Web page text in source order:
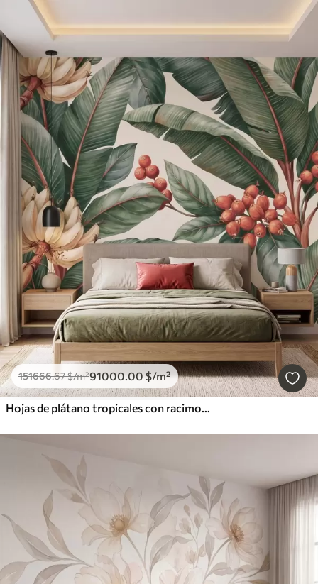
151666.67$/m²91000.00$/m²
Hojas de plátano tropicales con racimos de bayas de café rojas, estilo acuarela